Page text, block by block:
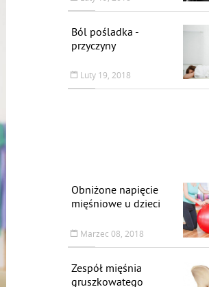
Ból pośladka -
przyczyny
Luty 19, 2018
Obniżone napięcie
mięśniowe u dzieci
Marzec 08, 2018
Zespół mięśnia
gruszkowatego